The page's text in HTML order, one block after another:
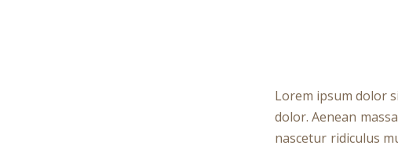
Lorem ipsum dolor
dolor. Aenean
nascetur ridiculus